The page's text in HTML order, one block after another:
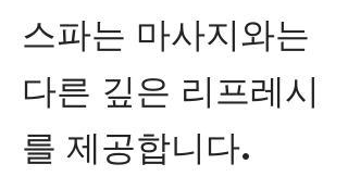
스파는 마사지와는
다른 깊은 리프레시
를 제공합니다.